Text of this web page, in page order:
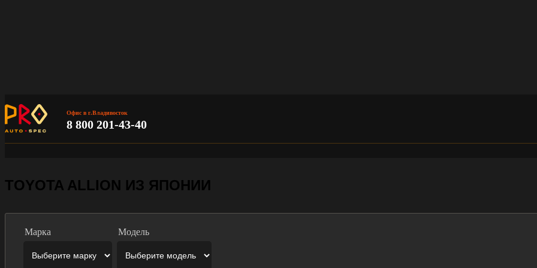
Офис в г.Владивосток
8 800 201-43-40
TOYOTA ALLION ИЗ ЯПОНИИ
Марка Модель